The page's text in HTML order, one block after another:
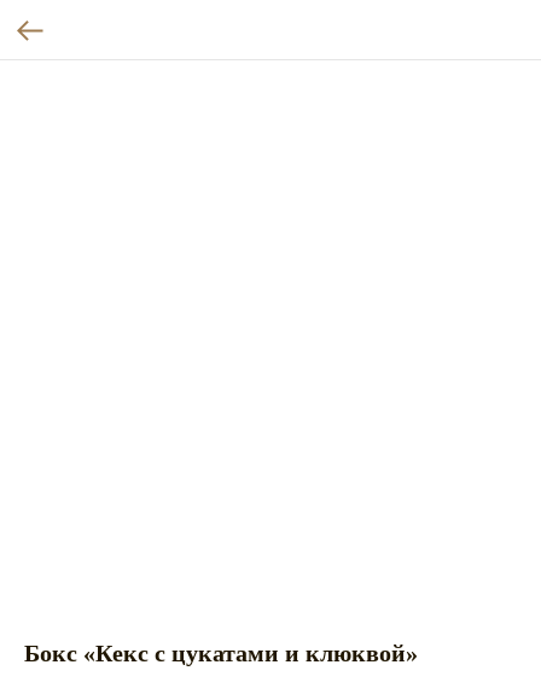
Бокс «Кекс с цукатами и клюквой»